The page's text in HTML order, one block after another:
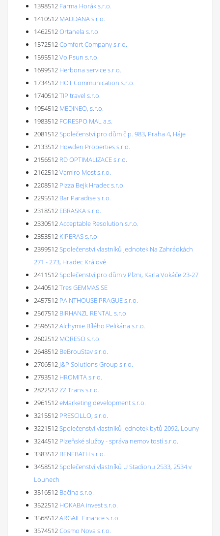
1398512 Farma Horák s.r.o.
1410512 MADDANA s.r.o.
1462512Ortanela s.r.o.
1572512Comfort Company s.r.o.
1595512VoIPsun s.r.o.
1699512 Herbona service s.r.o.
1734512 HOT Communication s.r.o.
1740512TIP travel s.r.o.
1954512 MEDINEO, s.r.o.
1983512 FORESPO MAL a.s.
2081512Společenství pro dům č.p. 983, Praha 4, Háje
2133512 Howden Properties s.r.o.
2156512 RD OPTIMALIZACE s.r.o.
2162512Vamiro Most s.r.o.
2208512 Pizza Bejk Hradec s.r.o.
2295512 Bar Paradise s.r.o.
2318512 EBRASKA s.r.o.
2330512Acceptable Resolution s.r.o.
2353512 KIPERAS s.r.o.
2399512Společenství vlastníků jednotek Na Zahrádkách
271 - 273, Hradec Králové
2411512Společenství pro dům v Plzni, Karla Vokáče 23-27
2440512Tres GEMMAS SE
2457512 PAINTHOUSE PRAGUE s.r.o.
2567512 BIRHANZL RENTAL s.r.o.
2596512Alchymie Bílého Pelikána s.r.o.
2602512 MORESO s.r.o.
2648512 BeBrouStav s.r.o.
2706512 J&P Solutions Group s.r.o.
2793512 HROMITA s.r.o.
2822512ZZ Trans s.r.o.
2961512eMarketing development s.r.o.
3215512 PRESCILLO, s.r.o.
3221512Společenství vlastníků jednotek bytů 2092, Louny
3244512 Plzeňské služby - správa nemovitostí s.r.o.
3383512 BENEBATH s.r.o.
3458512Společenství vlastníků U Stadionu 2533, 2534 v
Lounech
3516512 Bačina s.r.o.
3522512 HOKABA invest s.r.o.
3568512ARGAIL Finance s.r.o.
3574512Cosmo Nova s.r.o.